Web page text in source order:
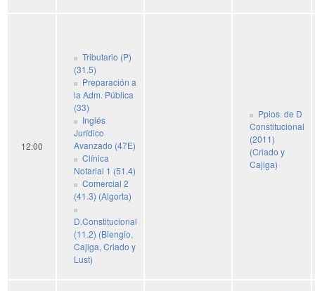
12:00
Tributario (P)
(31.5)
Preparación a
la Adm. Pública
(33)
Inglés
Jurídico
Avanzado (47E)
Clínica
Notarial 1 (51.4)
Comercial 2
(41.3) (Algorta)
D.Constitucional
(11.2) (Blengio,
Cajiga, Criado y
Lust)
Ppios. de D
Constitucional
(2011)
(Criado y
Cajiga)